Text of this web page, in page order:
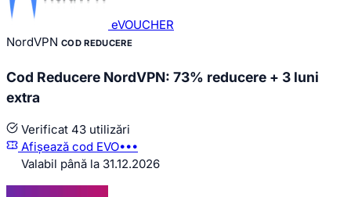
eVOUCHER
NordVPN COD REDUCERE
Cod Reducere NordVPN: 73% reducere + 3 luni
extra
Verificat 43 utilizări
Afișează cod EVO•••
Valabil până la 31.12.2026